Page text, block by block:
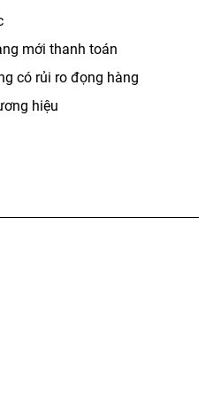
mới thanh toán
có rủi ro đọng hàng
hiệu